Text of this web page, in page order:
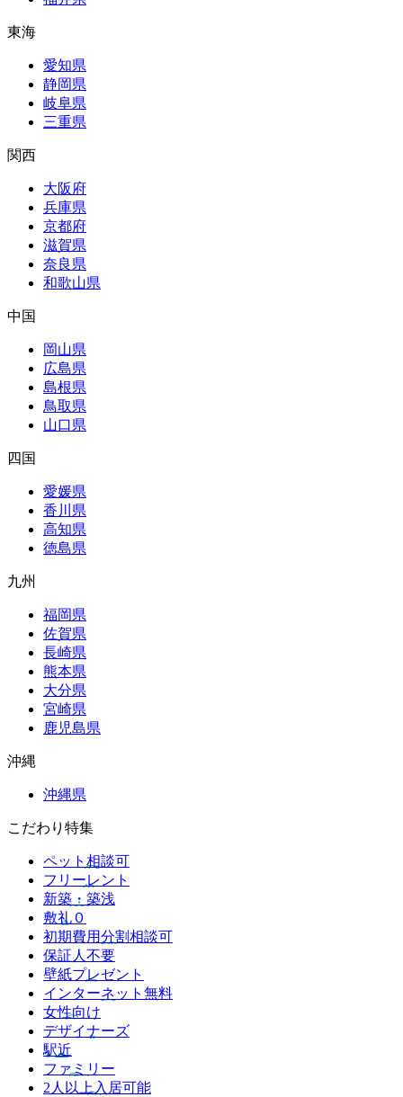
東海
愛知県
静岡県
岐阜県
三重県
関西
大阪府
兵庫県
京都府
滋賀県
奈良県
和歌山県
中国
岡山県
広島県
島根県
鳥取県
山口県
四国
愛媛県
香川県
高知県
徳島県
九州
福岡県
佐賀県
長崎県
熊本県
大分県
宮崎県
鹿児島県
沖縄
沖縄県
こだわり特集
ペット相談可
フリーレント
新築・築浅
敷礼０
初期費用分割相談可
保証人不要
壁紙プレゼント
インターネット無料
女性向け
デザイナーズ
駅近
ファミリー
2人以上入居可能